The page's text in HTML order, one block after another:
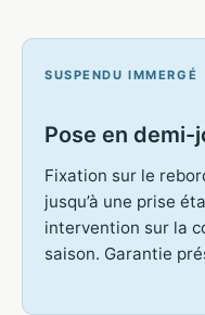
SUSPENDU IMMERGÉ
Pose en demi-
Fixation sur le
jusqu’à une prise
intervention sur la
saison. Garantie